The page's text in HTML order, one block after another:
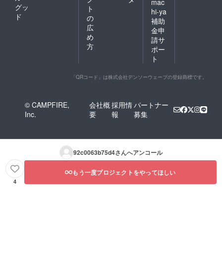
グッ
ド
ト
の
広
め
方
mac
hi-ya
補助
金申
請サ
ポー
ト
「QRコード」は株式会社デンソーウェーブの登録商標です。
© CAMPFIRE,
Inc.
会社概
要
採用情
報
パートナー
募集
92c0063b75d4さんへアンコール
4
もう一度プロジェクトをやってほしい